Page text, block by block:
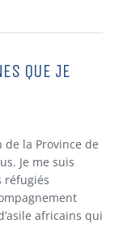
QUE JE
de la Province de
Je me suis
réfugiés
africains qui